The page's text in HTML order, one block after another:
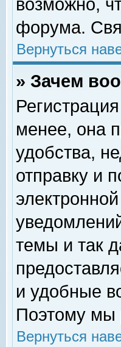
возможно,
форума.
Вернуться
» Зачем
менее, она
удобства,
отправку и
темы и так
и удобные
Поэтому мы
Вернуться